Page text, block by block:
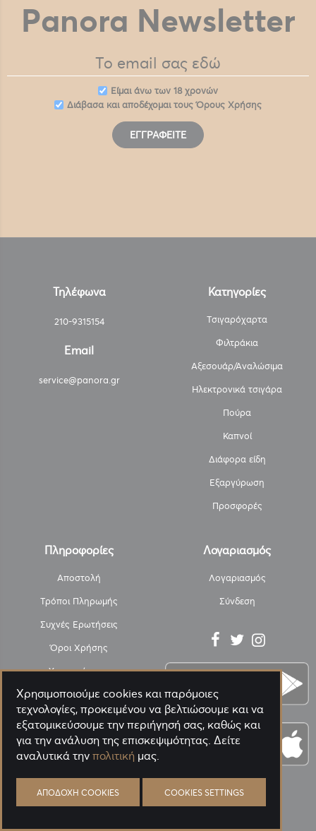
Panora Newsletter
Eίμαι άνω των 18 χρονών
Διάβασα και αποδέχομαι τουςΌρους Χρήσης
ΕΓΓΡΑΦΕΊΤΕ
Τηλέφωνα
210-9315154
Email
service@panora.gr
Κατηγορίες
Τσιγαρόχαρτα
Φιλτράκια
Αξεσουάρ/Αναλώσιμα
Ηλεκτρονικά τσιγάρα
Πούρα
Καπνοί
Διάφορα είδη
Εξαργύρωση
Προσφορές
Πληροφορίες
Αποστολή
Τρόποι Πληρωμής
Συχνές Ερωτήσεις
Όροι Χρήσης
Υπαναχώρηση
SafePacK - ΑΠΟΛΥΜΑΝΣΗ
Πολιτική Απορρήτου
Η Εταιρεία
Επικοινωνία
Blog
Λογαριασμός
Λογαριασμός
Σύνδεση
Χρησιμοποιούμε cookies και παρόμοιες
τεχνολογίες, προκειμένου να βελτιώσουμε και να
εξατομικεύσουμε την περιήγησή σας, καθώς και
για την ανάλυση της επισκεψιμότητας. Δείτε
αναλυτικά την πολιτική μας.
ΑΠΟΔΟΧΉ COOKIES COOKIES SETTINGS